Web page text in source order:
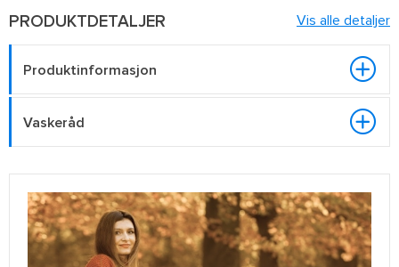
PRODUKTDETALJER Vis alle detaljer
Produktinformasjon
Vaskeråd